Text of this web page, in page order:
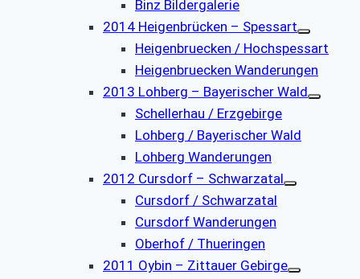
Binz Bildergalerie
2014 Heigenbrücken – Spessart
Heigenbruecken / Hochspessart
Heigenbruecken Wanderungen
2013 Lohberg – Bayerischer Wald
Schellerhau / Erzgebirge
Lohberg / Bayerischer Wald
Lohberg Wanderungen
2012 Cursdorf – Schwarzatal
Cursdorf / Schwarzatal
Cursdorf Wanderungen
Oberhof / Thueringen
2011 Oybin – Zittauer Gebirge